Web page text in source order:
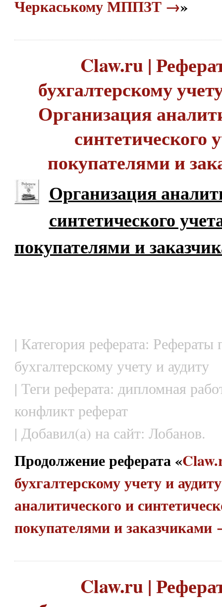
Черкаському МППЗТ →»
Claw.ru |
бухгалтерскому
Организация
синтетического
покупателями и
Организация
синтетического
покупателями и
| Категория реферата: Рефераты
бухгалтерскому учету и аудиту
| Теги реферата: дипломная
конфликт реферат
| Добавил(а) на сайт: Лобанов.
Продолжение реферата «
бухгалтерскому учету и
аналитического и
покупателями и
Claw.ru |